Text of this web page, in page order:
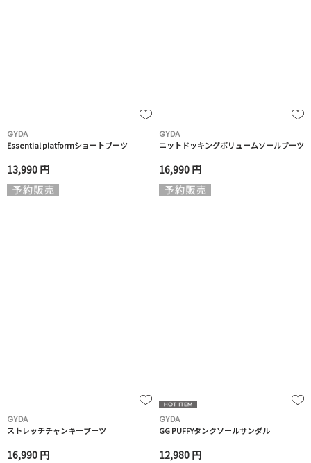
GYDA
Essential platformショートブーツ
13,990 円
GYDA
ニットドッキングボリュームソールブーツ
16,990 円
GYDA
ストレッチチャンキーブーツ
16,990 円
GYDA
GG PUFFYタンクソールサンダル
12,980 円